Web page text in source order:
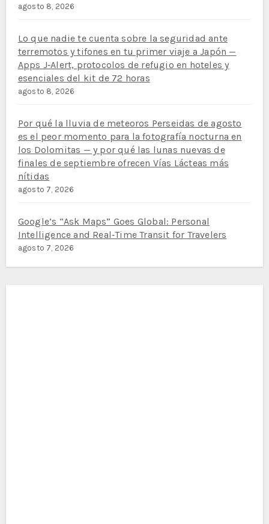
agosto 8, 2026
Lo que nadie te cuenta sobre la seguridad ante
terremotos y tifones en tu primer viaje a Japón —
Apps J‑Alert, protocolos de refugio en hoteles y
esenciales del kit de 72 horas
agosto 8, 2026
Por qué la lluvia de meteoros Perseidas de agosto
es el peor momento para la fotografía nocturna en
los Dolomitas — y por qué las lunas nuevas de
finales de septiembre ofrecen Vías Lácteas más
nítidas
agosto 7, 2026
Google’s “Ask Maps” Goes Global: Personal
Intelligence and Real‑Time Transit for Travelers
agosto 7, 2026